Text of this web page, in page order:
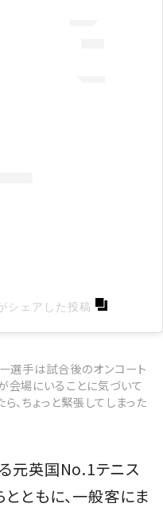
ェアした投稿
ー選手は試合後のオンコート
会場にいることに気づいて
、ちょっと緊張してしまった
元英国No.1テニス
とともに、一般客にま